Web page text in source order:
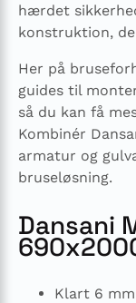
hærdet
konstruktion,
Her på
guides til
så du kan få
Kombinér
armatur og
bruseløsning.
Dansani
Klart 6